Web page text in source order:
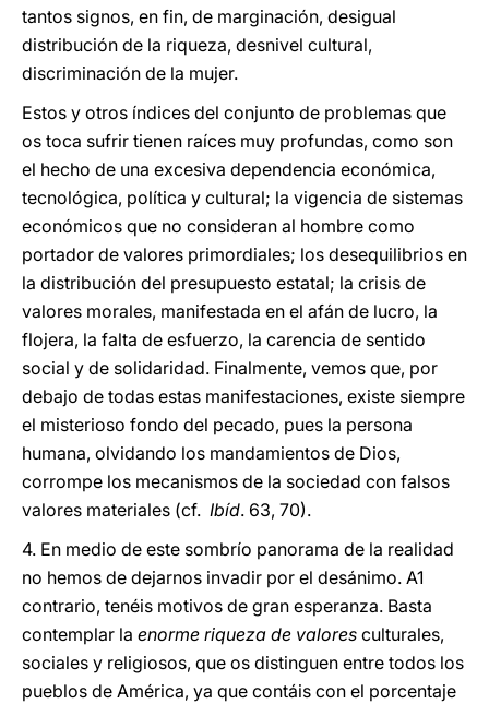
tantos signos, en fin, de marginación, desigual
distribución de la riqueza, desnivel cultural,
discriminación de la mujer.
Estos y otros índices del conjunto de problemas que
os toca sufrir tienen raíces muy profundas, como son
el hecho de una excesiva dependencia económica,
tecnológica, política y cultural; la vigencia de sistemas
económicos que no consideran al hombre como
portador de valores primordiales; los desequilibrios en
la distribución del presupuesto estatal; la crisis de
valores morales, manifestada en el afán de lucro, la
flojera, la falta de esfuerzo, la carencia de sentido
social y de solidaridad. Finalmente, vemos que, por
debajo de todas estas manifestaciones, existe siempre
el misterioso fondo del pecado, pues la persona
humana, olvidando los mandamientos de Dios,
corrompe los mecanismos de la sociedad con falsos
valores materiales (cf. Ibíd. 63, 70).
4. En medio de este sombrío panorama de la realidad
no hemos de dejarnos invadir por el desánimo. A1
contrario, tenéis motivos de gran esperanza. Basta
contemplar la enorme riqueza de valores culturales,
sociales y religiosos, que os distinguen entre todos los
pueblos de América, ya que contáis con el porcentaje